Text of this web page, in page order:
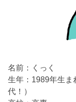
名前：くっく
生年：1989年生
代！）